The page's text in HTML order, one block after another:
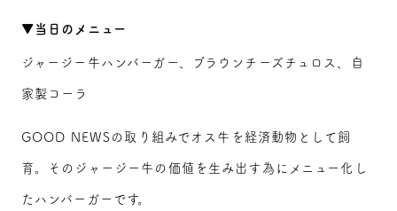
▼当日のメニュー
ジャージー牛ハンバーガー、ブラウンチーズチュロス、自
家製コーラ
GOOD NEWSの取り組みでオス牛を経済動物として飼
育。そのジャージー牛の価値を生み出す為にメニュー化し
たハンバーガーです。